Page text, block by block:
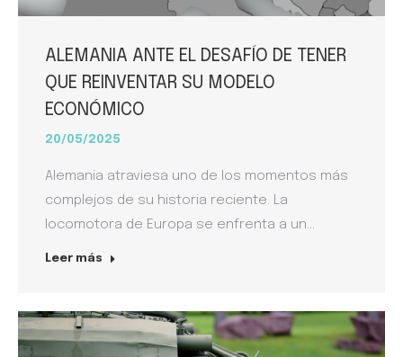
ALEMANIA ANTE EL DESAFÍO DE TENER
QUE REINVENTAR SU MODELO
ECONÓMICO
20/05/2025
Alemania atraviesa uno de los momentos más
complejos de su historia reciente. La
locomotora de Europa se enfrenta a un…
Leer más